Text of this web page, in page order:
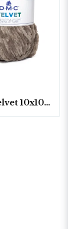
DMC Velvet 10x100 g./fp.